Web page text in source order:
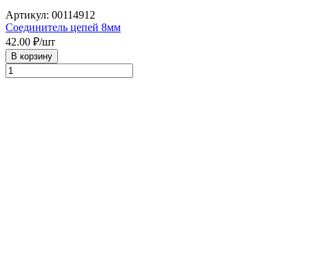
Артикул: 00114912
Соединитель цепей 8мм
42.00 ₽/шт
В корзину